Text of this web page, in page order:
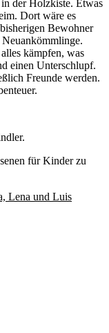
der Holzkiste. Etwas
Dort wäre es
Bewohner
kämpfen, was
einen Unterschlupf.
Freunde werden.
für Kinder zu
Lena und Luis